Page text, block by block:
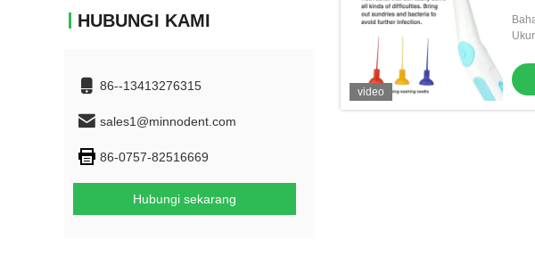
HUBUNGI KAMI
86--13413276315
sales1@minnodent.com
86-0757-82516669
Hubungi sekarang
video